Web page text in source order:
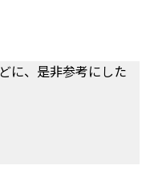
に、是非参考にした